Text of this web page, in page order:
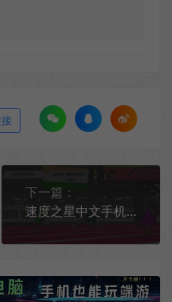
下一篇：
速度之星中文手机版[Android][v2.39]